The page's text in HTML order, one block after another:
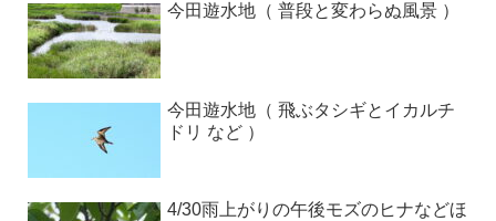
今田遊水地（ 普段と変わらぬ風景 ）
今田遊水地（ 飛ぶタシギとイカルチ
ドリ など ）
4/30雨上がりの午後モズのヒナなどほ